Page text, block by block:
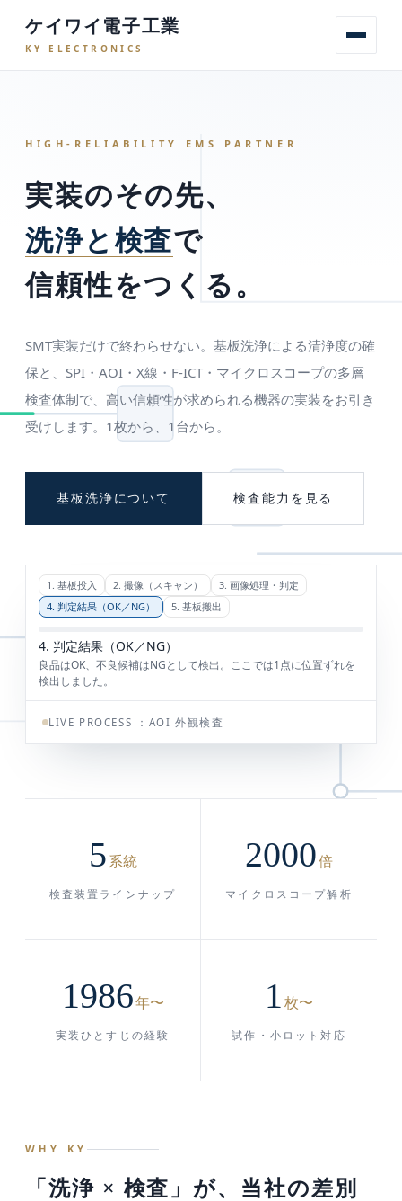
ケイワイ電子工業
KY ELECTRONICS
HIGH-RELIABILITY EMS PARTNER
実装のその先、
洗浄と検査で
信頼性をつくる。
SMT実装だけで終わらせない。基板洗浄による清浄度の確
保と、SPI・AOI・X線・F-ICT・マイクロスコープの多層
検査体制で、高い信頼性が求められる機器の実装をお引き
受けします。1枚から、1台から。
基板洗浄について 検査能力を見る
LIVE PROCESS ： AOI 外観検査
5 系統
検査装置ラインナップ
2000倍
マイクロスコープ解析
1986年〜
実装ひとすじの経験
1 枚〜
試作・小ロット対応
WHY KY
「洗浄 × 検査」が、当社の差別